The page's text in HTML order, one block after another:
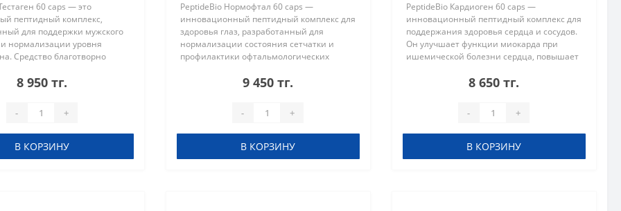
60 caps — это
пептидный комплекс,
для поддержки мужского
нормализации уровня
Средство благотворно
функции и способствует
8 950 тг.
- +
В КОРЗИНУ
PeptideBio Нормофтал 60 caps —
инновационный пептидный комплекс для
здоровья глаз, разработанный для
нормализации состояния сетчатки и
профилактики офтальмологических
клеточном уровне, улучшает обменные
9 450 тг.
- +
В КОРЗИНУ
PeptideBio Кардиоген 60 caps —
инновационный пептидный комплекс для
поддержания здоровья сердца и сосудов.
Он улучшает функции миокарда при
ишемической болезни сердца, повышает
и помогает организму адаптироваться..
8 650 тг.
- +
В КОРЗИНУ